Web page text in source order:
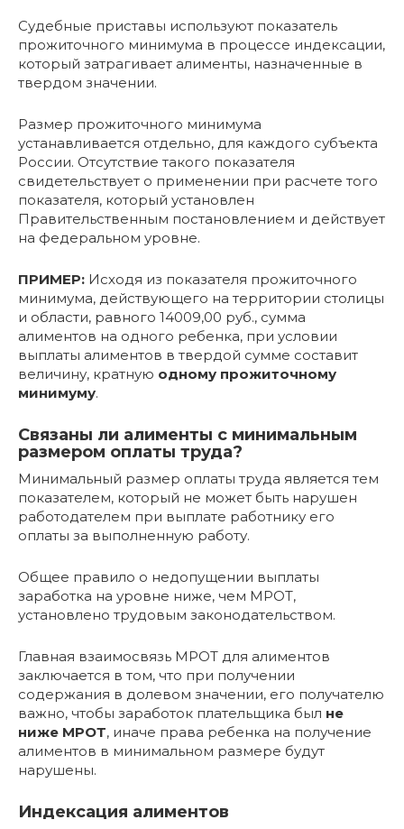
Судебные приставы используют показатель
прожиточного минимума в процессе индексации,
который затрагивает алименты, назначенные в
твердом значении.
Размер прожиточного минимума
устанавливается отдельно, для каждого субъекта
России. Отсутствие такого показателя
свидетельствует о применении при расчете того
показателя, который установлен
Правительственным постановлением и действует
на федеральном уровне.
ПРИМЕР: Исходя из показателя прожиточного
минимума, действующего на территории столицы
и области, равного 14009,00 руб., сумма
алиментов на одного ребенка, при условии
выплаты алиментов в твердой сумме составит
величину, кратную одному прожиточному
минимуму.
Связаны ли алименты с минимальным
размером оплаты труда?
Минимальный размер оплаты труда является тем
показателем, который не может быть нарушен
работодателем при выплате работнику его
оплаты за выполненную работу.
Общее правило о недопущении выплаты
заработка на уровне ниже, чем МРОТ,
установлено трудовым законодательством.
Главная взаимосвязь МРОТ для алиментов
заключается в том, что при получении
содержания в долевом значении, его получателю
важно, чтобы заработок плательщика был не
ниже МРОТ, иначе права ребенка на получение
алиментов в минимальном размере будут
нарушены.
Индексация алиментов